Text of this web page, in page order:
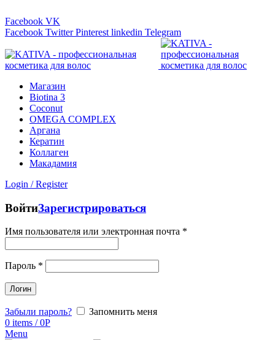
Facebook VK
Facebook Twitter Pinterest linkedin Telegram
Магазин
Biotina 3
Coconut
OMEGA COMPLEX
Аргана
Кератин
Коллаген
Макадамия
Login / Register
ВойтиЗарегистрироваться
Имя пользователя или электронная почта *
Пароль *
Логин
Забыли пароль?
Запомнить меня
0 items / 0Р
Menu